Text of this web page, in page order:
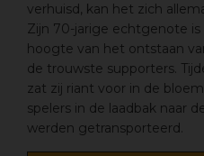
verhuisd, kan het zich
Zijn 70-jarige echtgenote
hoogte van het ontstaan
de trouwste supporters.
zat zij riant voor in de
spelers in de laadbak naar
werden getransporteerd.